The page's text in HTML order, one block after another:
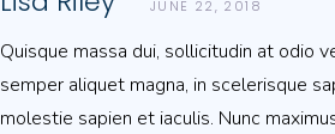
JUNE 22, 2018
Quisque massa dui, sollicitudin at odio
semper aliquet magna, in scelerisque
molestie sapien et iaculis. Nunc